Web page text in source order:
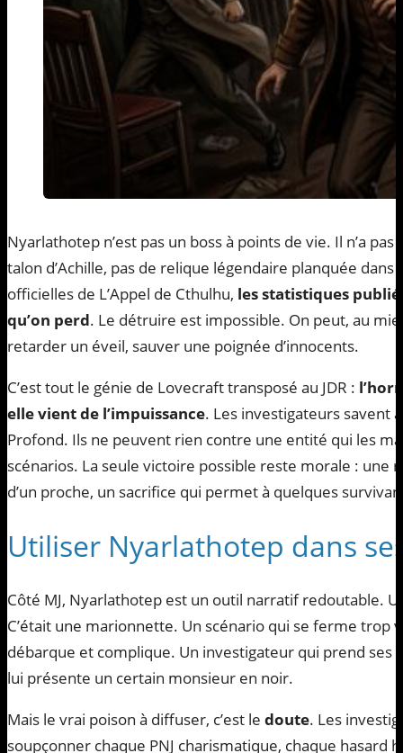
Nyarlathotep n’est pas un boss à points de vie. Il n’a
talon d’Achille, pas de relique légendaire planquée dans
officielles de L’Appel de Cthulhu, les statistiques
qu’on perd. Le détruire est impossible. On peut, au
retarder un éveil, sauver une poignée d’innocents.
C’est tout le génie de Lovecraft transposé au JDR :
elle vient de l’impuissance. Les investigateurs savent
Profond. Ils ne peuvent rien contre une entité qui les
scénarios. La seule victoire possible reste morale : une
d’un proche, un sacrifice qui permet à quelques
Utiliser Nyarlathotep dans
Côté MJ, Nyarlathotep est un outil narratif redoutable.
C’était une marionnette. Un scénario qui se ferme trop
débarque et complique. Un investigateur qui prend ses
lui présente un certain monsieur en noir.
Mais le vrai poison à diffuser, c’est le doute. Les
soupçonner chaque PNJ charismatique, chaque hasard